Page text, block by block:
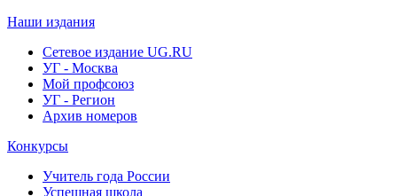
Наши издания
Сетевое издание UG.RU
УГ - Москва
Мой профсоюз
УГ - Регион
Архив номеров
Конкурсы
Учитель года России
Успешная школа